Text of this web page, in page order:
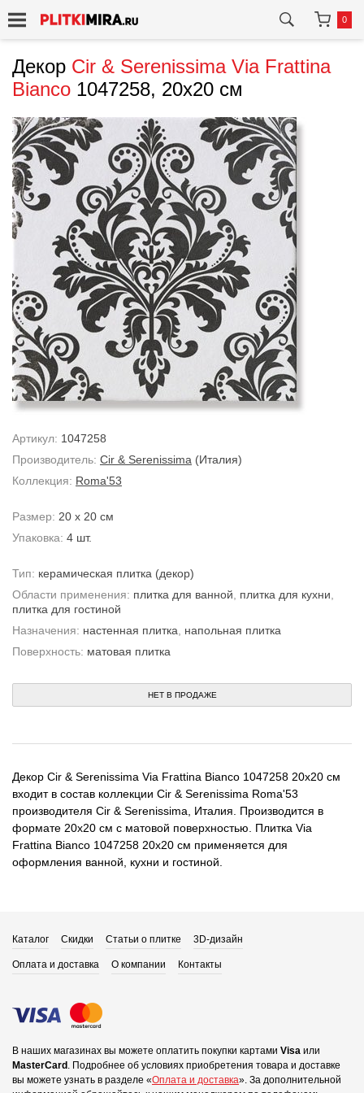
0
Декор Cir & Serenissima Via Frattina
Bianco 1047258, 20x20 см
Артикул: 1047258
Производитель: Cir & Serenissima (Италия)
Коллекция: Roma'53
Размер: 20 x 20 см
Упаковка: 4 шт.
Тип: керамическая плитка (декор)
Области применения: плитка для ванной плитка для кухни
плитка для гостиной
Назначения: настенная плитка
напольная плитка
Поверхность: матовая плитка
НЕТ В ПРОДАЖЕ
Декор Cir & Serenissima Via Frattina Bianco 1047258 20x20 см
входит в состав коллекции Cir & Serenissima Roma'53
производителя Cir & Serenissima, Италия. Производится в
формате 20x20 см с матовой поверхностью. Плитка Via
Frattina Bianco 1047258 20x20 см применяется для
оформления ванной, кухни и гостиной.
Каталог Скидки Статьи о плитке 3D-дизайн
Оплата и доставка О компании Контакты
В наших магазинах вы можете оплатить покупки картами Visa или
MasterCard . Подробнее об условиях приобретения товара и доставке
вы можете узнать в разделе «Оплата и доставка». За дополнительной